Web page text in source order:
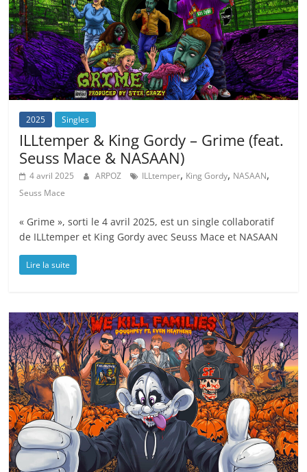
2025 Singles
ILLtemper & King Gordy – Grime (feat.
Seuss Mace & NASAAN)
4 avril 2025 ARPOZ ILLtemper, King Gordy, NASAAN,
Seuss Mace
« Grime », sorti le 4 avril 2025, est un single collaboratif
de ILLtemper et King Gordy avec Seuss Mace et NASAAN
Lire la suite